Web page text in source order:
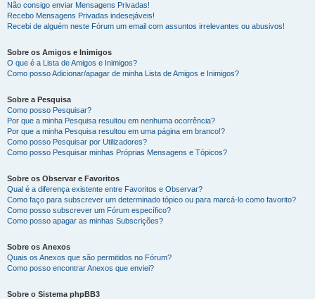
Não consigo enviar Mensagens Privadas!
Recebo Mensagens Privadas indesejáveis!
Recebi de alguém neste Fórum um email com assuntos irrelevantes ou abusivos!
Sobre os Amigos e Inimigos
O que é a Lista de Amigos e Inimigos?
Como posso Adicionar/apagar de minha Lista de Amigos e Inimigos?
Sobre a Pesquisa
Como posso Pesquisar?
Por que a minha Pesquisa resultou em nenhuma ocorrência?
Por que a minha Pesquisa resultou em uma página em branco!?
Como posso Pesquisar por Utilizadores?
Como posso Pesquisar minhas Próprias Mensagens e Tópicos?
Sobre os Observar e Favoritos
Qual é a diferença existente entre Favoritos e Observar?
Como faço para subscrever um determinado tópico ou para marcá-lo como favorito?
Como posso subscrever um Fórum específico?
Como posso apagar as minhas Subscrições?
Sobre os Anexos
Quais os Anexos que são permitidos no Fórum?
Como posso encontrar Anexos que enviei?
Sobre o Sistema phpBB3